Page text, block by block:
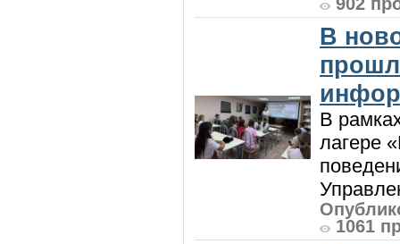
902
В
В
лагере
1061